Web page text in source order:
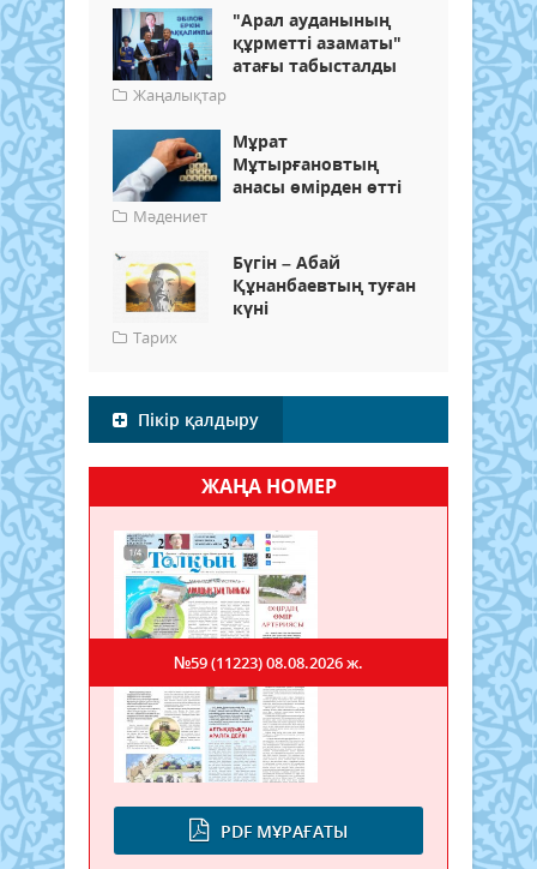
"Арал ауданының
құрметті азаматы"
атағы табысталды
Жаңалықтар
Мұрат
Мұтырғановтың
анасы өмірден өтті
Мәдениет
Бүгін – Абай
Құнанбаевтың туған
күні
Тарих
Пікір қалдыру
ЖАҢА НОМЕР
PDF МҰРАҒАТЫ
№59 (11223)08.08.2026 ж.